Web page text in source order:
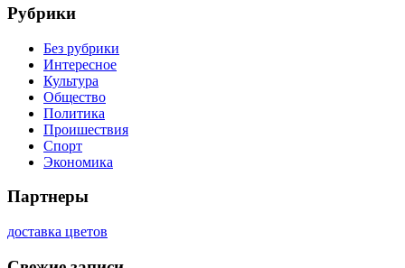
Рубрики
Без рубрики
Интересное
Культура
Общество
Политика
Проишествия
Спорт
Экономика
Партнеры
доставка цветов